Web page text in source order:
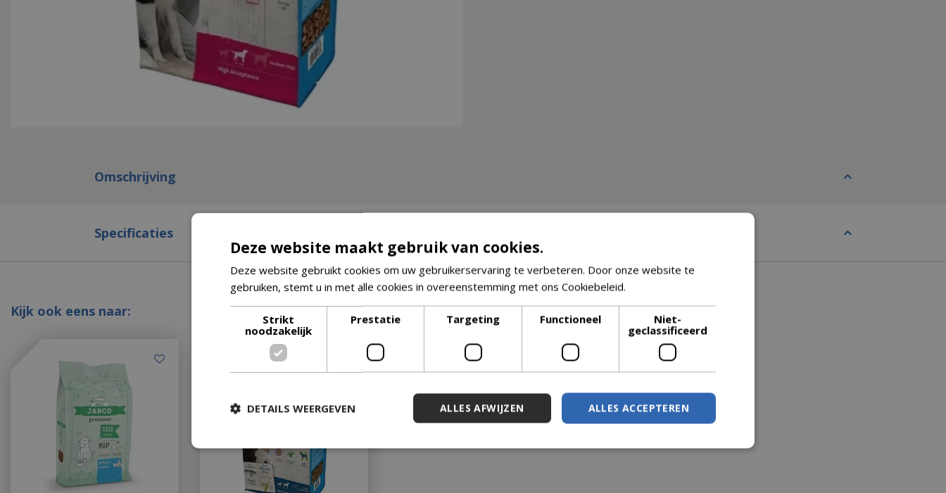
Omschrijving
Specificaties
Kijk ook eens naar:
Deze website maakt gebruik van cookies.
Deze website gebruikt cookies om uw gebruikerservaring te verbeteren. Door onze website te
gebruiken, stemt u in met alle cookies in overeenstemming met ons Cookiebeleid.
Strikt
noodzakelijk
Prestatie Targeting Functioneel
Niet-
geclassificeerd
ALLES ACCEPTEREN
ALLES AFWIJZEN
DETAILS WEERGEVEN